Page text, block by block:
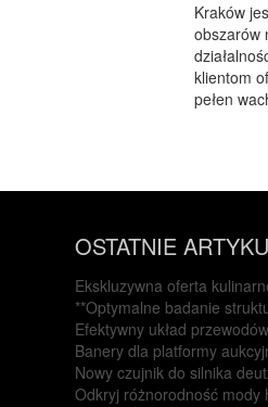
Kraków
obszarów
klientom
pełen
OSTATNIE
Ekskluzywna oferta
**Optymalne badanie
Efektywny układ
Banery dla platformy
Nowy czujnik do silnika
Odkryj różnorodność mody